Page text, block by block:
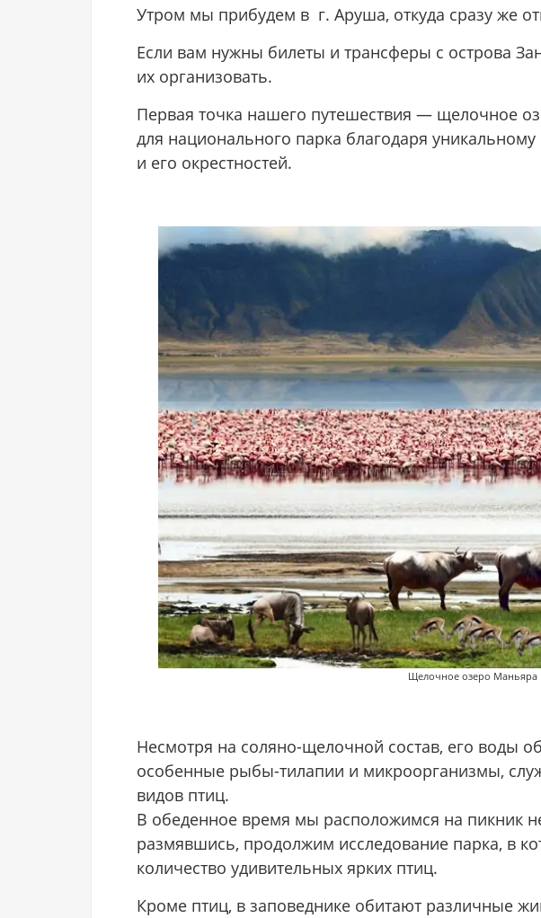
Утром мы прибудем в г. Аруша, откуда сразу же
Если вам нужны билеты и трансферы с острова
их организовать.
Первая точка нашего путешествия — щелочное
для национального парка благодаря
и его окрестностей.
Щелочное озеро Маньяра
Несмотря на соляно-щелочной состав, его воды
особенные рыбы-тилапии и микроорганизмы,
видов птиц.
В обеденное время мы расположимся на пикник
размявшись, продолжим исследование парка, в
количество удивительных ярких птиц.
Кроме птиц, в заповеднике обитают различные